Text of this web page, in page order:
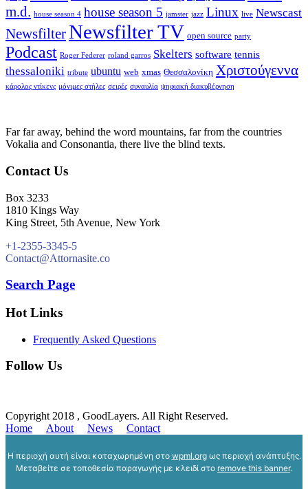
m.d. house season 4 house season 5 jamster jazz Linux live Newscast
NewsfilterNewsfilter TV open source party
Podcast Roger Federer roland garros Skelters software tennis
thessaloniki tribute ubuntu web xmas Θεσσαλονίκη Χριστούγεννα
κάρολος ντίκενς μόνιμες στήλες σειρές συναυλία ψηφιακή διακυβέρνηση
Far far away, behind the word mountains, far from the countries
Vokalia and Consonantia, there live the blind texts.
Contact Us
Box 3233
1810 Kings Way
King Street, 5th Avenue, New York
+1-2355-3345-5
Contact@Attornasite.co
Search Page
Hot Links
Frequently Asked Questions
Follow Us
Copyright 2018 , GoodLayers. All Right Reserved.
Home
About News Contact
Η περιοχή αυτή είναι καταχωρημένη στο wpml.orgως περιοχή ανάπτυξης.
Μεταβείτε σε τοποθεσία παραγωγής με κλειδί στο remove this banner.